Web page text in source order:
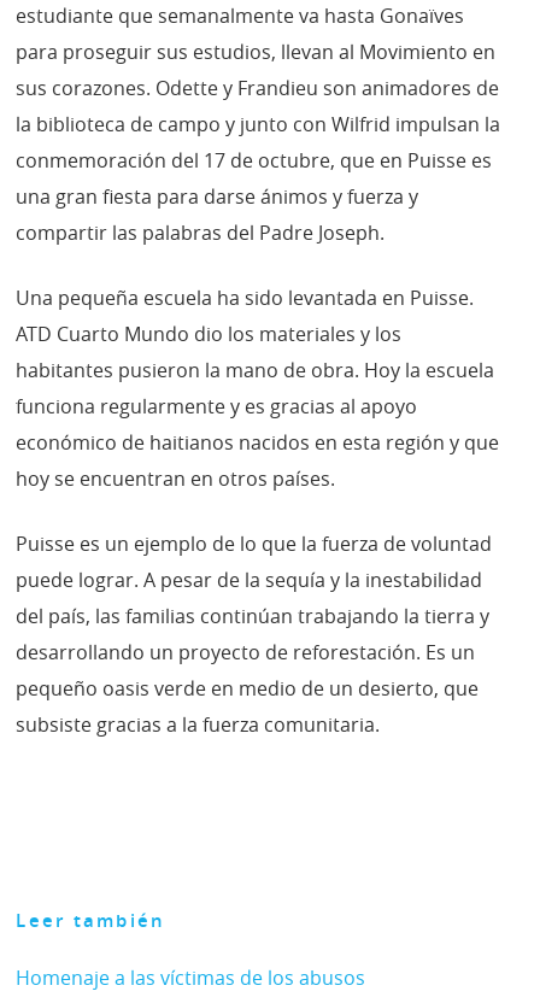
estudiante que semanalmente va hasta Gonaïves
para proseguir sus estudios, llevan al Movimiento en
sus corazones. Odette y Frandieu son animadores de
la biblioteca de campo y junto con Wilfrid impulsan la
conmemoración del 17 de octubre, que en Puisse es
una gran fiesta para darse ánimos y fuerza y
compartir las palabras del Padre Joseph.
Una pequeña escuela ha sido levantada en Puisse.
ATD Cuarto Mundo dio los materiales y los
habitantes pusieron la mano de obra. Hoy la escuela
funciona regularmente y es gracias al apoyo
económico de haitianos nacidos en esta región y que
hoy se encuentran en otros países.
Puisse es un ejemplo de lo que la fuerza de voluntad
puede lograr. A pesar de la sequía y la inestabilidad
del país, las familias continúan trabajando la tierra y
desarrollando un proyecto de reforestación. Es un
pequeño oasis verde en medio de un desierto, que
subsiste gracias a la fuerza comunitaria.
Leer también
Homenaje a las víctimas de los abusos